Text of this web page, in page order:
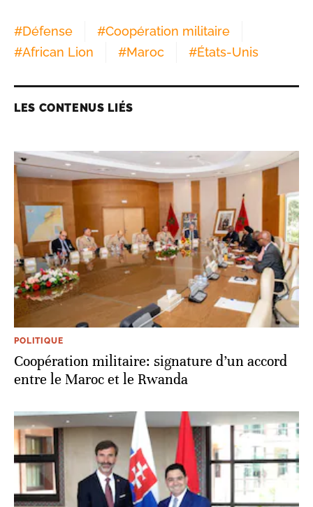
#Défense #Coopération militaire
#African Lion #Maroc #États-Unis
LES CONTENUS LIÉS
POLITIQUE
Coopération militaire: signature d’un accord
entre le Maroc et le Rwanda